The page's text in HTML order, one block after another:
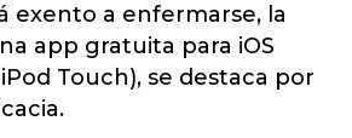
exento a enfermarse, la
app gratuita para iOS
Touch), se destaca por